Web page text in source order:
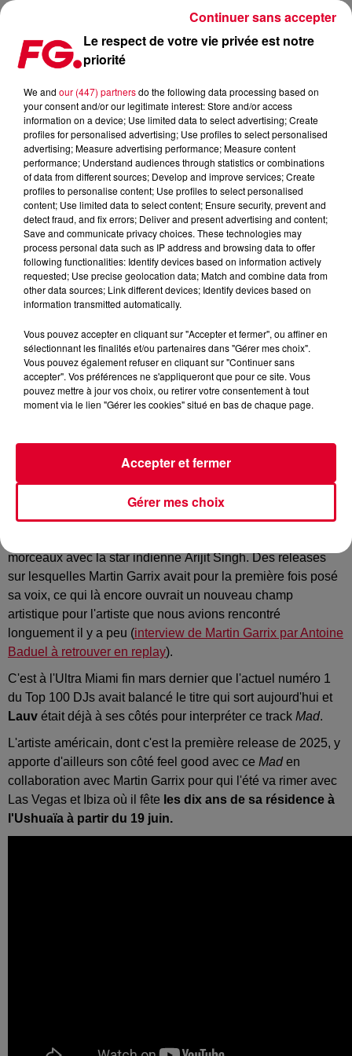
MAD, LA COLLAB ENTRE MARTIN GARRIX ET LAUV EST BIEN LÀ !
Publié : 28 mai 2025 à 9h27 par
Antony HARARI
Martin Garrix & Lauv - MAD
Crédit :Facebook Officiel Martin Garrix
diversifié musicalement.
Celui qui vient tout juste de fêter ses 29 ans semble au
morceaux avec la star indienne Arijit Singh. Des releases
sur lesquelles Martin Garrix avait pour la première fois posé
sa voix, ce qui là encore ouvrait un nouveau champ
artistique pour l'artiste que nous avions rencontré
longuement il y a peu (interview de Martin Garrix par Antoine
Baduel à retrouver en replay).
C'est à l'Ultra Miami fin mars dernier que l'actuel numéro 1
du Top 100 DJs avait balancé le titre qui sort aujourd'hui et
Lauv était déjà à ses côtés pour interpréter ce track Mad.
L'artiste américain, dont c'est la première release de 2025, y
apporte d'ailleurs son côté feel good avec ce Maden
collaboration avec Martin Garrix pour qui l'été va rimer avec
Las Vegas et Ibiza où il fête les dix ans de sa résidence à
l'Ushuaïa à partir du 19 juin.
Le respect de votre vie privée est notre
priorité
We and our (447) partnersdo the following data processing based on
your consent and/or our legitimate interest: Store and/or access
information on a device; Use limited data to select advertising; Create
profiles for personalised advertising; Use profiles to select personalised
advertising; Measure advertising performance; Measure content
performance; Understand audiences through statistics or combinations
of data from different sources; Develop and improve services; Create
profiles to personalise content; Use profiles to select personalised
content; Use limited data to select content; Ensure security, prevent and
detect fraud, and fix errors; Deliver and present advertising and content;
Save and communicate privacy choices. These technologies may
process personal data such as IP address and browsing data to offer
following functionalities: Identify devices based on information actively
requested; Use precise geolocation data; Match and combine data from
other data sources; Link different devices; Identify devices based on
information transmitted automatically.
Vous pouvez accepter en cliquant sur "Accepter et fermer", ou affiner en
sélectionnant les finalités et/ou partenaires dans "Gérer mes choix".
Vous pouvez également refuser en cliquant sur "Continuer sans
accepter". Vos préférences ne s'appliqueront que pour ce site. Vous
pouvez mettre à jour vos choix, ou retirer votre consentement à tout
moment via le lien "Gérer les cookies" situé en bas de chaque page.
Gérer mes choix
Accepter et fermer
Continuer sans accepter